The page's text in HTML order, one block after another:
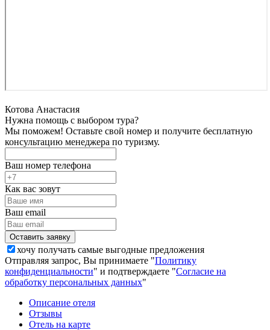
Котова Анастасия
Нужна помощь с выбором тура?
Мы поможем! Оставьте свой номер и получите бесплатную
консультацию менеджера по туризму.
Ваш номер телефона
Как вас зовут
Ваш email
хочу получать самые выгодные предложения
Отправляя запрос, Вы принимаете "Политику
конфиденциальности" и подтверждаете "Согласие на
обработку персональных данных"
Описание отеля
Отзывы
Отель на карте